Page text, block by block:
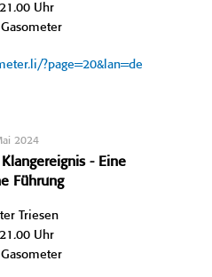
Uhr
?page=20&lan=de
2024
- Eine
Führung
Triesen
Uhr